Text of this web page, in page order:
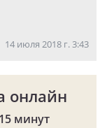
14 июля 2018 г. 3:43
онлайн
минут